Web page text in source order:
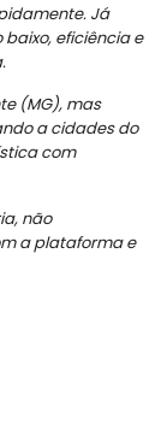
Já
eficiência e
(MG), mas
a cidades do
com
não
a plataforma e